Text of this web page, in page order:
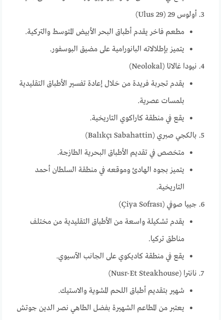
أولوس 29 (Ulus 29)
مطعم فاخر يقدم أطباق البحر الأبيض المتوسط والتركية.
يتميز بإطلالاته البانورامية على مضيق البوسفور.
نيودا غالاتا (Neolokal)
يقدم تجربة فريدة من خلال إعادة تفسير الأطباق التقليدية
بلمسات عصرية.
يقع في منطقة كاراكوي التاريخية.
بالكجي صبري (Balıkçı Sabahattin)
متخصص في تقديم الأطباق البحرية الطازجة.
يتميز بجوه الهادئ وموقعه في منطقة السلطان أحمد
التاريخية.
جييا صوفي (Çiya Sofrası)
يقدم تشكيلة واسعة من الأطباق التقليدية من مختلف
مناطق تركيا.
يقع في منطقة كاديكوي على الجانب الآسيوي.
نانترا (Nusr-Et Steakhouse)
شهير بتقديم أطباق اللحم المشوية والاستيك.
يعتبر من المطاعم الشهيرة بفضل الطاهي نصر الدين جوتش